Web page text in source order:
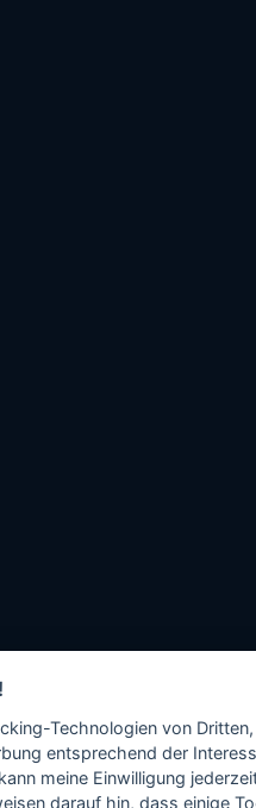
Technologien von
entsprechend der
meine Einwilligung
darauf hin, dass einige